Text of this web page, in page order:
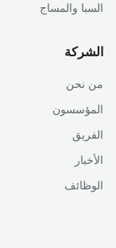
السبا والمساج
الشركة
من نحن
المؤسسون
الفريق
الأخبار
الوظائف